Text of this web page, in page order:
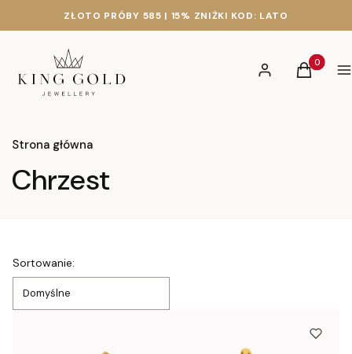
ZŁOTO PRÓBY 585 | 15% ZNIŻKI KOD: LATO
Zaloguj sięProdukty
Koszyk
Strona główna
Chrzest
Lista produktów
Sortowanie:
Domyślne